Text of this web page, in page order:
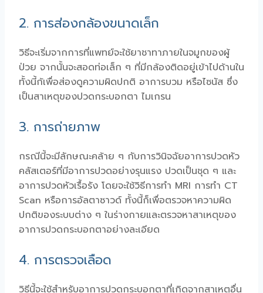
2. การส่องกล้องขนาดเล็ก
วิธีจะเริ่มจากการที่แพทย์จะใช้ยาชาทาภายในจมูกของผู้
ป่วย จากนั้นจะสอดท่อเล็ก ๆ ที่มีกล้องติดอยู่เข้าไปด้านใน
ทั้งนี้ก้เพื่อส่องดูความผิดปกติ อาการบวม หรือไซนัส ซึ่ง
เป็นสาเหตุของปวดกระบอกตา ไมเกรน
3. การถ่ายภาพ
กรณีนี้จะมีลักษณะคล้าย ๆ กับการวินิจฉัยอาการปวดหัว
คลัสเตอร์ที่มีอาการปวดอย่างรุนแรง ปวดเป็นชุด ๆ และ
อาการปวดหัวเรื้อรัง โดยจะใช้วิธีการทำ MRI การทำ CT
Scan หรือการอัลตาซาวด์ ทั้งนี้ก็เพื่อตรวจหาความผิด
ปกติของระบบต่าง ๆ ในร่างกายและตรวจหาสาเหตุของ
อาการปวดกระบอกตาอย่างละเอียด
4. การตรวจเลือด
วิธีนี้จะใช้สำหรับอาการปวดกระบอกตาที่เกิดจากสาเหตุอื่น